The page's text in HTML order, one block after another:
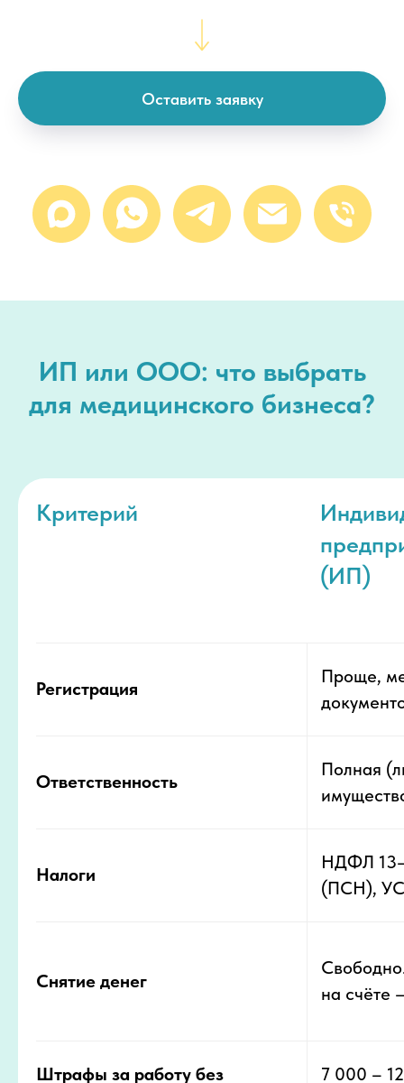
Оставить заявку
ИП или ООО: что выбрать
для медицинского бизнеса?
Критерий
(ИП)
Регистрация
Проще,
Ответственность
Полная
Налоги
НДФЛ
(ПСН),
Снятие денег
на счёте
Штрафы за работу без
7 000 –